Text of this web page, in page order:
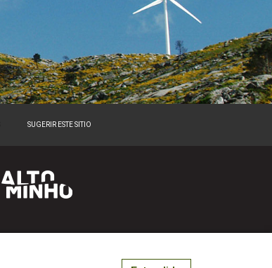
SUGERIR ESTE SITIO